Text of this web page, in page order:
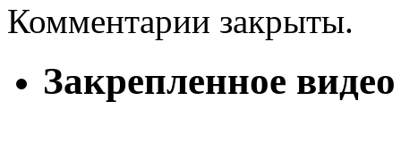
Комментарии закрыты.
Закрепленное видео